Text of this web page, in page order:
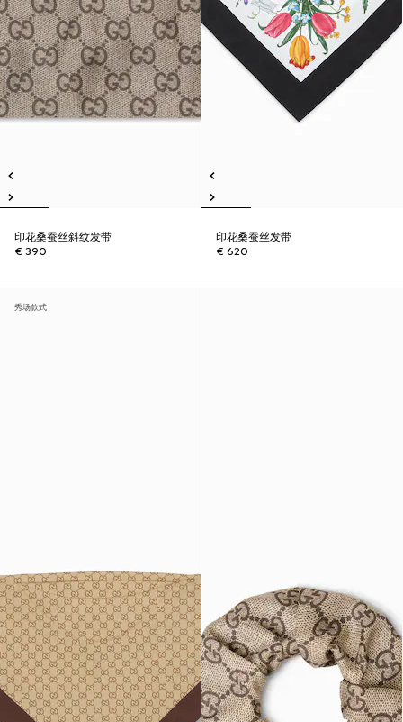
印花桑蚕丝斜纹发带
€ 390
印花桑蚕丝发带
€ 620
秀场款式